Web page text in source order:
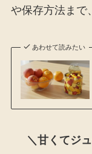
や保存方法まで
あわせて読みたい
＼甘くてジ